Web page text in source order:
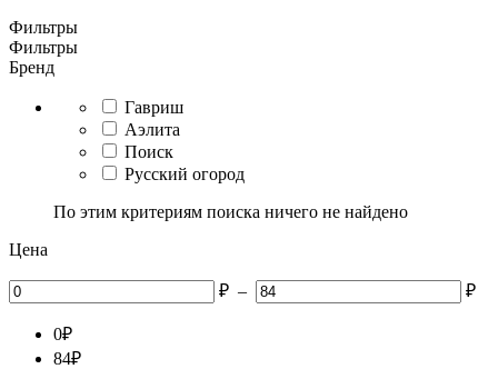
Фильтры
Фильтры
Бренд
Гавриш
Аэлита
Поиск
Русский огород
По этим критериям поиска ничего не найдено
Цена
₽ – ₽
0₽
84₽